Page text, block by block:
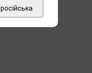
російська